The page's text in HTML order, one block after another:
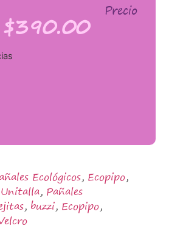
Precio
$390.00
Ecológicos, Ecopipo,
, Pañales
, buzzi, Ecopipo,